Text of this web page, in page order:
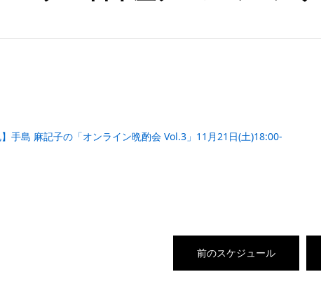
】手島 麻記子の「オンライン晩酌会 Vol.3」11月21日(土)18:00-
前のスケジュール